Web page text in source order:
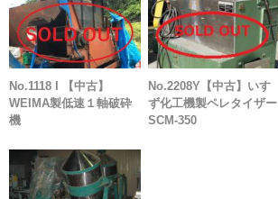
No.1118 I 【中古】
WEIMA製低速１軸破砕
機
No.2208Y【中古】いす
ず化工機製ペレタイザー
SCM-350